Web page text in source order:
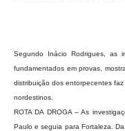
Segundo Inácio Rodrigues, as
fundamentados em provas,
distribuição dos entorpecentes
nordestinos.
ROTA DA DROGA – As
Paulo e seguia para Fortaleza.